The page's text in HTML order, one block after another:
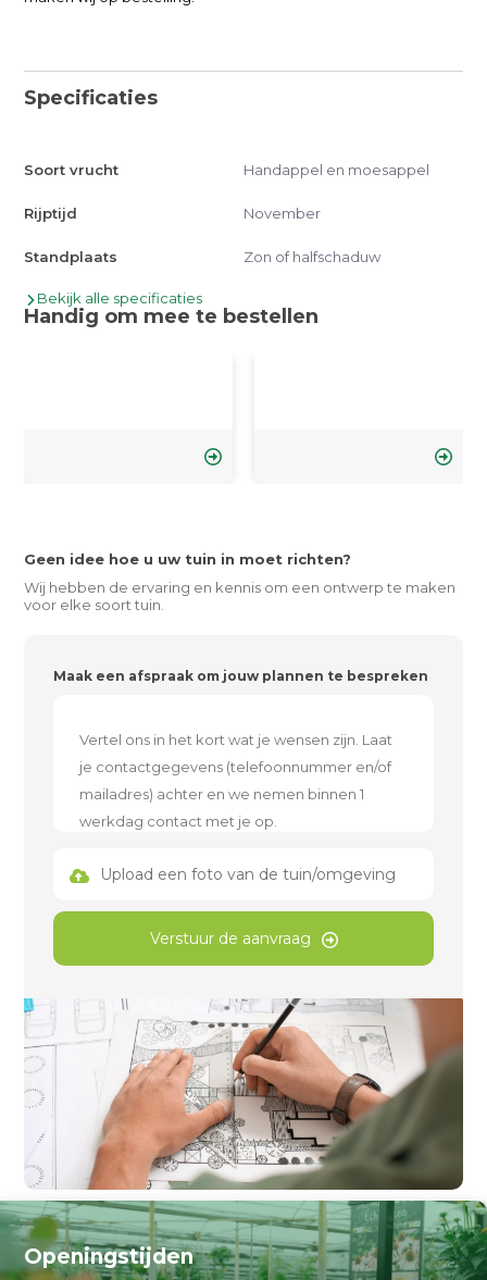
Specificaties
Soort vrucht Handappel en moesappel
Rijptijd November
Standplaats Zon of halfschaduw
Bekijk alle specificaties
Handig om mee te bestellen
Geen idee hoe u uw tuin in moet richten?
Wij hebben de ervaring en kennis om een ontwerp te maken
voor elke soort tuin.
Maak een afspraak om jouw plannen te bespreken
Upload een foto van de tuin/omgeving
Verstuur de aanvraag
Openingstijden